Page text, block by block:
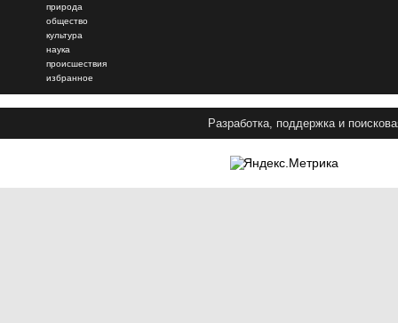
природа
общество
культура
наука
происшествия
избранное
Разработка, поддержка и